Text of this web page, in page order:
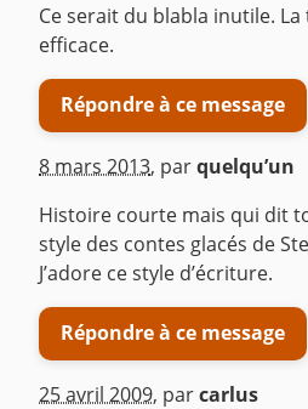
Ce serait du blabla inutile. La
efficace.
Répondre à ce message
8 mars 2013, parquelqu’un
Histoire courte mais qui dit
style des contes glacés de
J’adore ce style d’écriture.
Répondre à ce message
25 avril 2009, parcarlus